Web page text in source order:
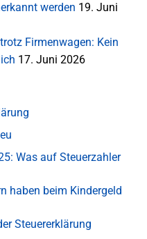
werden 19. Juni
Firmenwagen: Kein
17. Juni 2026
Was auf Steuerzahler
haben beim Kindergeld
Steuererklärung